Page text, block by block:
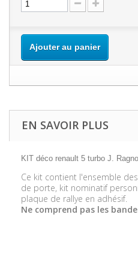
Ajouter au panier
EN SAVOIR PLUS
KIT déco renault 5 turbo J.
Ce kit contient l'ensemble
de porte, kit nominatif
plaque de rallye en adhésif.
Ne comprend pas les